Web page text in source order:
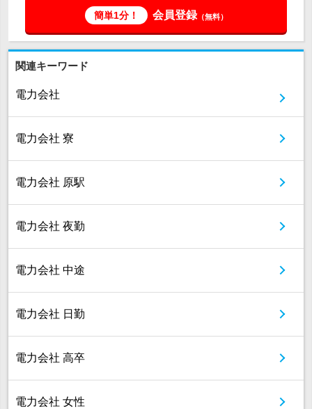
簡単1分！ 会員登録（無料）
関連キーワード
電力会社
電力会社 寮
電力会社 原駅
電力会社 夜勤
電力会社 中途
電力会社 日勤
電力会社 高卒
電力会社 女性